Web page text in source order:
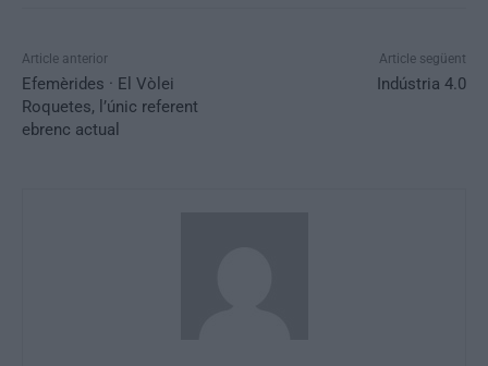
Article anterior
Efemèrides · El Vòlei
Roquetes, l’únic referent
ebrenc actual
Article següent
Indústria 4.0